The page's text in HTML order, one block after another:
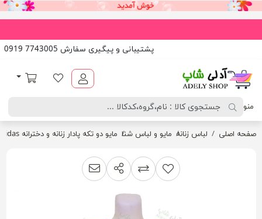
پشتیبانی و پیگیری سفارش 7743005 0919
لیست مورد علاقه
سبد خرید
منو
صفحه اصلی لباس زنانه مایو و لباس شنا مایو دو تکه پادار زنانه و دخترانه adidas به همراه کلاه
افزودن به لیست مقایسه
اشتراک گذاریپیشنهاد به دوست